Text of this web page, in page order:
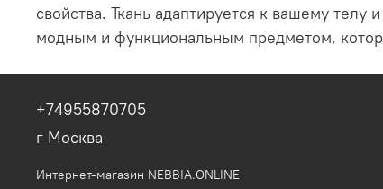
свойства. Ткань адаптируется к вашему
модным и функциональным предметом,
+74955870705
г Москва
Интернет-магазин NEBBIA.ONLINE